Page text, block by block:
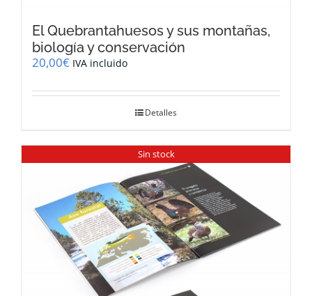
El Quebrantahuesos y sus montañas,
biología y conservación
20,00€ IVA incluido
Detalles
Sin stock